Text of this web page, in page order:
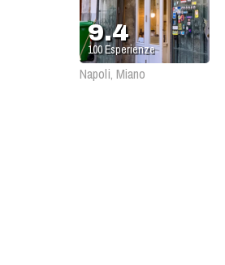
9.4
100Esperienze
Napoli, Miano